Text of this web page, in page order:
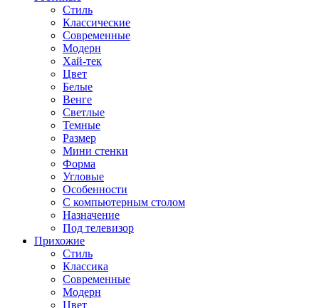
Стиль
Классические
Современные
Модерн
Хай-тек
Цвет
Белые
Венге
Светлые
Темные
Размер
Мини стенки
Форма
Угловые
Особенности
С компьютерным столом
Назначение
Под телевизор
Прихожие
Стиль
Классика
Современные
Модерн
Цвет